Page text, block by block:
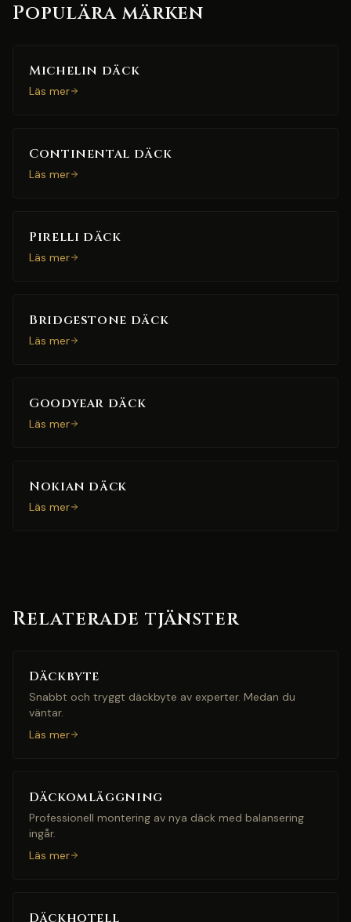
Populära märken
Michelin däck
Läs mer
Continental däck
Läs mer
Pirelli däck
Läs mer
Bridgestone däck
Läs mer
Goodyear däck
Läs mer
Nokian däck
Läs mer
Relaterade tjänster
Däckbyte
Snabbt och tryggt däckbyte av experter. Medan du
väntar.
Läs mer
Däckomläggning
Professionell montering av nya däck med balansering
ingår.
Läs mer
Däckhotell